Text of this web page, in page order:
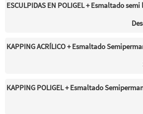
ESCULPIDAS EN POLIGEL + Esmaltado semi
KAPPING ACRÍLICO + Esmaltado
KAPPING POLIGEL + Esmaltado